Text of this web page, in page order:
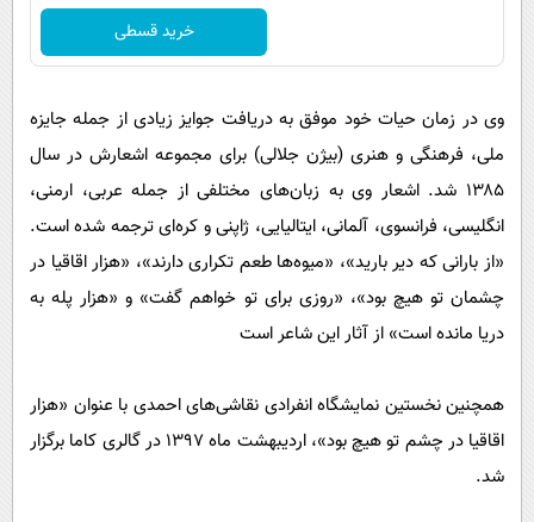
خرید قسطی
وی در زمان حیات خود موفق به دریافت جوایز زیادی از جمله جایزه
ملی، فرهنگی و هنری (بیژن جلالی) برای مجموعه اشعارش در سال
۱۳۸۵ شد. اشعار وی به زبان‌های مختلفی از جمله عربی، ارمنی،
انگلیسی، فرانسوی، آلمانی، ایتالیایی، ژاپنی و کره‌ای ترجمه شده است.
«از بارانی که دیر بارید»، «میوه‌ها طعم تکراری دارند»، «هزار اقاقیا در
چشمان تو هیچ بود»، «روزی برای تو خواهم گفت» و «هزار پله به
دریا مانده‌ است» از آثار این شاعر است
همچنین نخستین نمایشگاه انفرادی نقاشی‌های احمدی با عنوان «هزار
اقاقیا در چشم تو هیچ بود»، اردیبهشت ماه ۱۳۹۷ در گالری کاما برگزار
شد.